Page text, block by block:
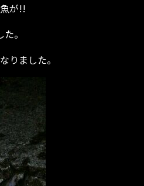
が!!
。
りました。